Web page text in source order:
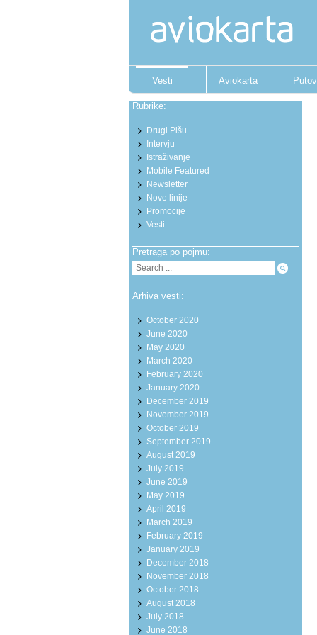
Vesti Aviokarta
Rubrike:
Drugi Pišu
Intervju
Istraživanje
Mobile Featured
Newsletter
Nove linije
Promocije
Vesti
Pretraga po pojmu:
Arhiva vesti:
October 2020
June 2020
May 2020
March 2020
February 2020
January 2020
December 2019
November 2019
October 2019
September 2019
August 2019
July 2019
June 2019
May 2019
April 2019
March 2019
February 2019
January 2019
December 2018
November 2018
October 2018
August 2018
July 2018
June 2018